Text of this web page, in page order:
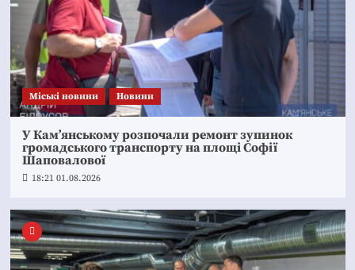
Mіські новини Новини
У Кам’янському розпочали ремонт зупинок
громадського транспорту на площі Софії
Шаповалової
18:21 01.08.2026